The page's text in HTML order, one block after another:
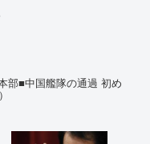
部■中国艦隊の通過 初め